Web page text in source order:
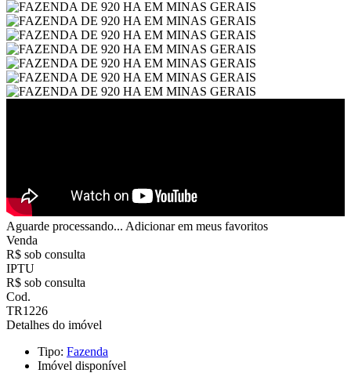
Aguarde processando... Adicionar em meus favoritos
Venda
R$ sob consulta
IPTU
R$ sob consulta
Cod.
TR1226
Detalhes do imóvel
Tipo: Fazenda
Imóvel disponível